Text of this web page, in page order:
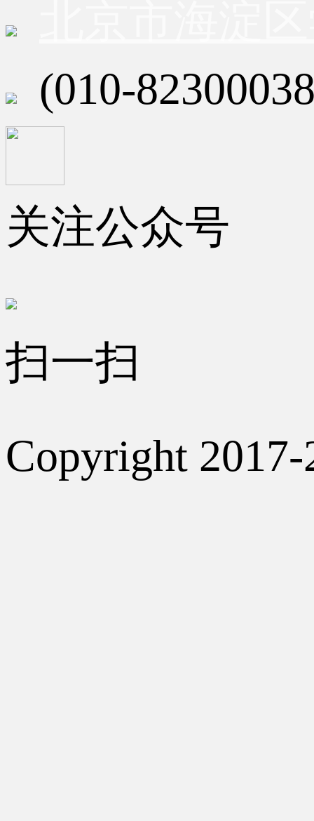
(010-
关注公众号
扫一扫
Copyright